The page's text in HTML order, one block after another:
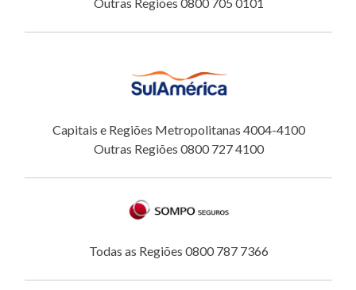
Capitais e Regiões Metropolitanas 4004-4100
Outras Regiões 0800 727 4100
Todas as Regiões 0800 787 7366